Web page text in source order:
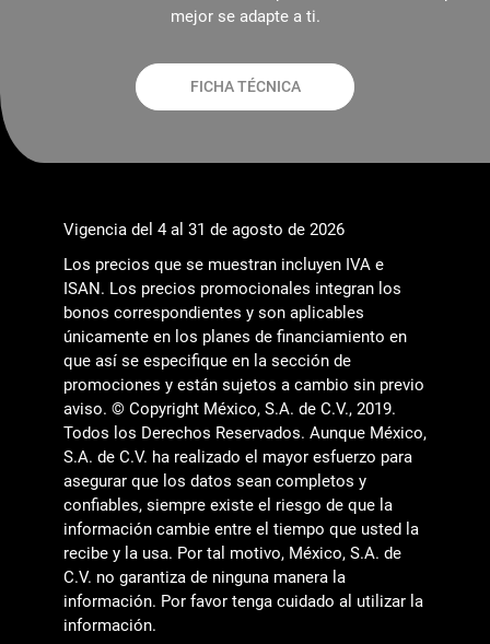
mejor se adapte a ti.
FICHA TÉCNICA
Vigencia del 4 al 31 de agosto de 2026
Los precios que se muestran incluyen IVA e
ISAN. Los precios promocionales integran los
bonos correspondientes y son aplicables
únicamente en los planes de financiamiento en
que así se especifique en la sección de
promociones y están sujetos a cambio sin previo
aviso. © Copyright México, S.A. de C.V., 2019.
Todos los Derechos Reservados. Aunque México,
S.A. de C.V. ha realizado el mayor esfuerzo para
asegurar que los datos sean completos y
confiables, siempre existe el riesgo de que la
información cambie entre el tiempo que usted la
recibe y la usa. Por tal motivo, México, S.A. de
C.V. no garantiza de ninguna manera la
información. Por favor tenga cuidado al utilizar la
información.